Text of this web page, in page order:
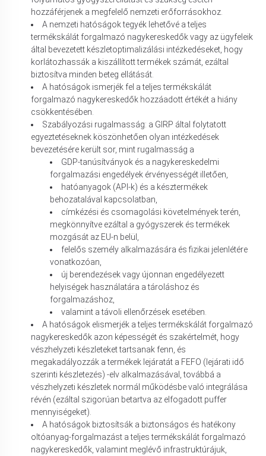
hozzáférjenek a megfelelő nemzeti erőforrásokhoz.
A nemzeti hatóságok tegyék lehetővé a teljes
termékskálát forgalmazó nagykereskedők vagy az ügyfeleik
által bevezetett készletoptimalizálási intézkedéseket, hogy
korlátozhassák a kiszállított termékek számát, ezáltal
biztosítva minden beteg ellátását.
A hatóságok ismerjék fel a teljes termékskálát
forgalmazó nagykereskedők hozzáadott értékét a hiány
csökkentésében.
Szabályozási rugalmasság: a GIRP által folytatott
egyeztetéseknek köszönhetően olyan intézkedések
bevezetésére került sor, mint rugalmasság a
GDP-tanúsítványok és a nagykereskedelmi
forgalmazási engedélyek érvényességét illetően,
hatóanyagok (API-k) és a késztermékek
behozatalával kapcsolatban,
címkézési és csomagolási követelmények terén,
megkönnyítve ezáltal a gyógyszerek és termékek
mozgását az EU-n belül,
felelős személy alkalmazására és fizikai jelenlétére
vonatkozóan,
új berendezések vagy újonnan engedélyezett
helyiségek használatára a tároláshoz és
forgalmazáshoz,
valamint a távoli ellenőrzések esetében.
A hatóságok elismerjék a teljes termékskálát forgalmazó
nagykereskedők azon képességét és szakértelmét, hogy
vészhelyzeti készleteket tartsanak fenn, és
megakadályozzák a termékek lejáratát a FEFO (lejárati idő
szerinti készletezés) -elv alkalmazásával, továbbá a
vészhelyzeti készletek normál működésbe való integrálása
révén (ezáltal szigorúan betartva az elfogadott puffer
mennyiségeket).
A hatóságok biztosítsák a biztonságos és hatékony
oltóanyag-forgalmazást a teljes termékskálát forgalmazó
nagykereskedők, valamint meglévő infrastruktúrájuk,